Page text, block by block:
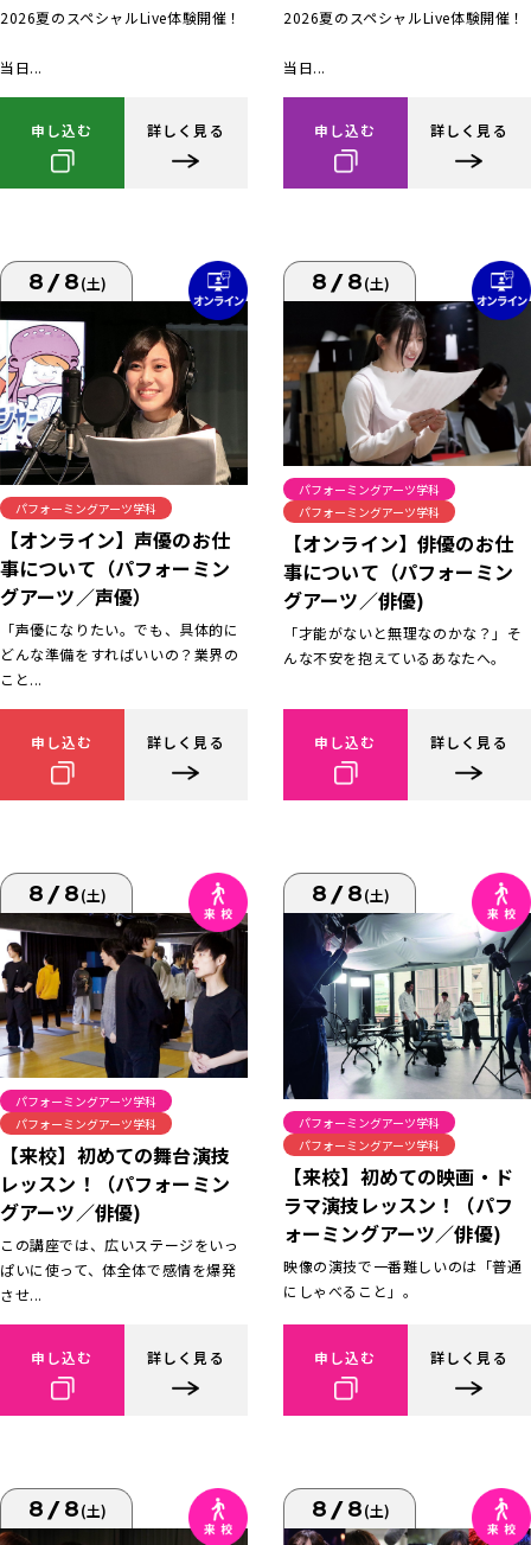
2026夏のスペシャルLive体験開催！
当日...
申し込む 詳しく見る
2026夏のスペシャルLive体験開催！
当日...
申し込む 詳しく見る
8/8(土)
パフォーミングアーツ学科
【オンライン】声優のお仕
事について（パフォーミン
グアーツ／声優）
「声優になりたい。でも、具体的に
どんな準備をすればいいの？業界の
こと...
申し込む 詳しく見る
8/8(土)
パフォーミングアーツ学科
パフォーミングアーツ学科
【オンライン】俳優のお仕
事について（パフォーミン
グアーツ／俳優)
「才能がないと無理なのかな？」そ
んな不安を抱えているあなたへ。
申し込む 詳しく見る
8/8(土)
パフォーミングアーツ学科
パフォーミングアーツ学科
【来校】初めての舞台演技
レッスン！（パフォーミン
グアーツ／俳優)
この講座では、広いステージをいっ
ぱいに使って、体全体で感情を爆発
させ...
申し込む 詳しく見る
8/8(土)
パフォーミングアーツ学科
パフォーミングアーツ学科
【来校】初めての映画・ド
ラマ演技レッスン！（パフ
ォーミングアーツ／俳優)
映像の演技で一番難しいのは「普通
にしゃべること」。
申し込む 詳しく見る
8/8(土) 8/8(土)